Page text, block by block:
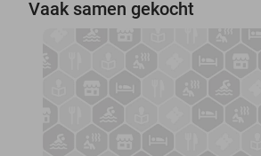
Vaak samen gekocht